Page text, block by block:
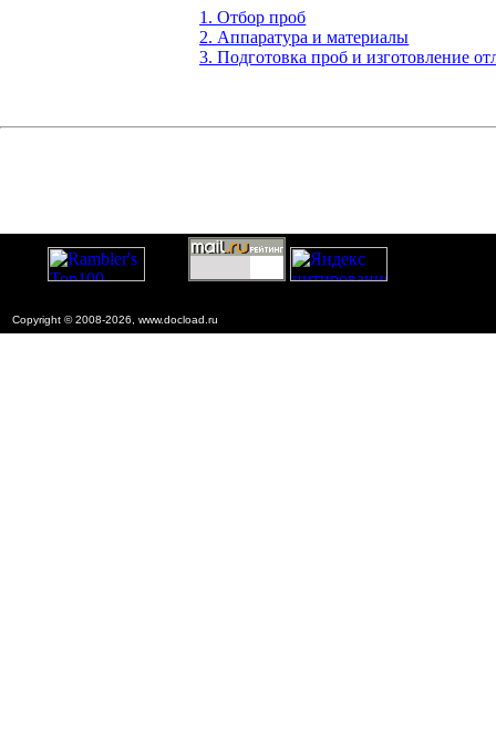
1. Отбор проб
2. Аппаратура и материалы
3. Подготовка проб и изготовление
Copyright © 2008-2026, www.docload.ru